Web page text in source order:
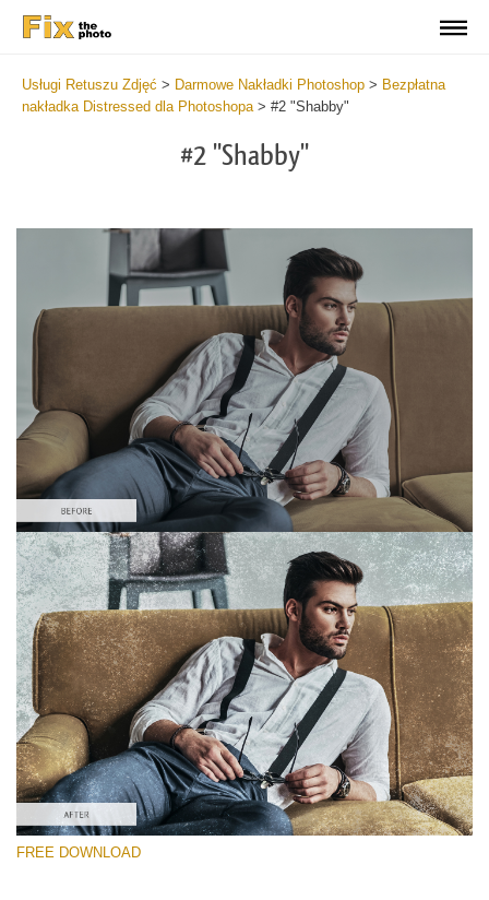
Usługi Retuszu Zdjęć > Darmowe Nakładki Photoshop > Bezpłatna
nakładka Distressed dla Photoshopa> #2 "Shabby"
#2 "Shabby"
Proszę wybrać
Free Photoshop Overlay #2
Small 800*533px
Distressed Mood
(30 Overlays)
Large 6000*4000px
FREE DOWNLOAD